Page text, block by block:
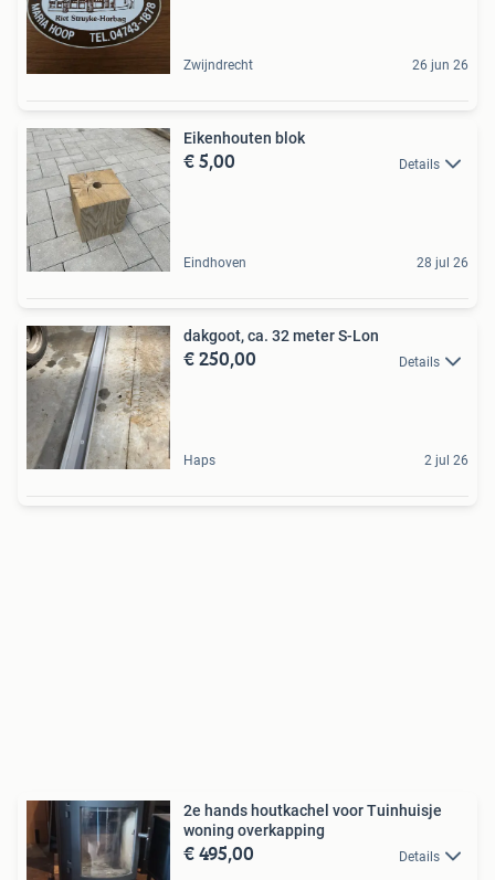
Zwijndrecht 26 jun 26
Eikenhouten blok
€ 5,00 Details
Eindhoven 28 jul 26
dakgoot, ca. 32 meter S-Lon
€ 250,00 Details
Haps 2 jul 26
2e hands houtkachel voor Tuinhuisje
woning overkapping
€ 495,00 Details